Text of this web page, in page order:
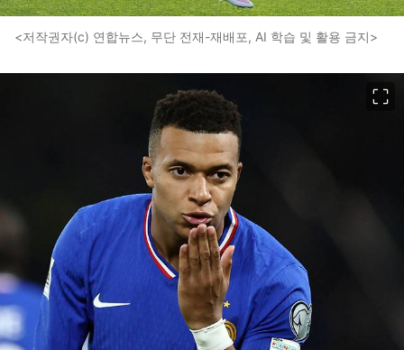
<저작권자(c) 연합뉴스, 무단 전재-재배포, AI 학습 및 활용 금지>